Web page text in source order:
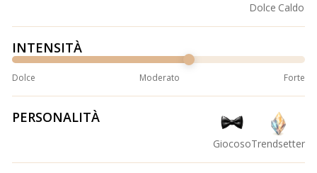
Dolce Caldo
INTENSITÀ
Dolce Moderato Forte
PERSONALITÀ
GiocosoTrendsetter